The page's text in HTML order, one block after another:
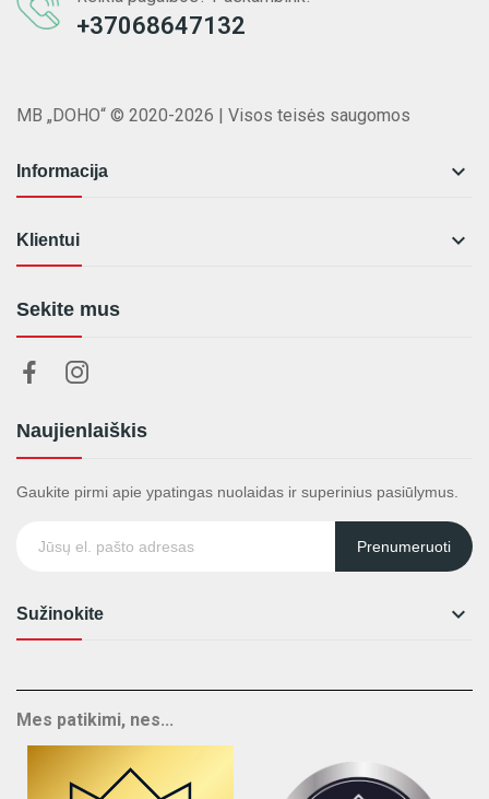
+37068647132
MB „DOHO“ © 2020-2026 | Visos teisės saugomos
Informacija 
Klientui 
Sekite mus
Naujienlaiškis
Gaukite pirmi apie ypatingas nuolaidas ir superinius pasiūlymus.
Prenumeruoti
Sužinokite 
Mes patikimi, nes...